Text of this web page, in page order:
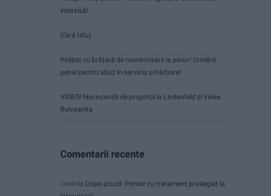
interzisă!
(fără titlu)
Polițist cu brățară de monitorizare la picior! Urmărit
penal pentru abuz în serviciu și hărțuire!
VIDEO! Noi incendii de proporții la Lindenfeld și Valea
Bolvașnița
Comentarii recente
Dorin la Coșei acuză: Primar cu tratament privilegiat la